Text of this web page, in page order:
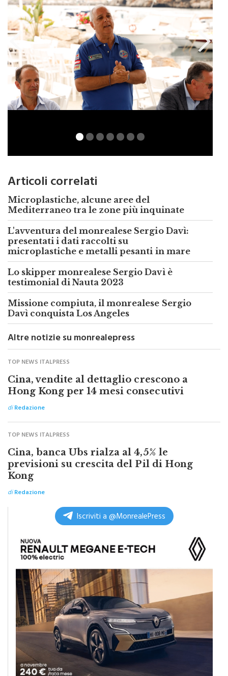
Articoli correlati
Microplastiche, alcune aree del
Mediterraneo tra le zone più inquinate
L'avventura del monrealese Sergio Davì:
presentati i dati raccolti su
microplastiche e metalli pesanti in mare
Lo skipper monrealese Sergio Davì è
testimonial di Nauta 2023
Missione compiuta, il monrealese Sergio
Davì conquista Los Angeles
Altre notizie su monrealepress
TOP NEWS ITALPRESS
Cina, vendite al dettaglio crescono a
Hong Kong per 14 mesi consecutivi
diRedazione
TOP NEWS ITALPRESS
Cina, banca Ubs rialza al 4,5% le
previsioni su crescita del Pil di Hong
Kong
diRedazione
Iscriviti a @MonrealePress